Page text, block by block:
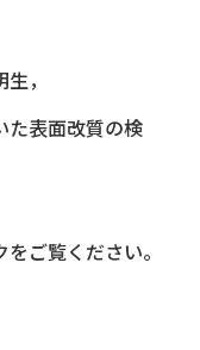
，
た表面改質の検
ご覧ください。